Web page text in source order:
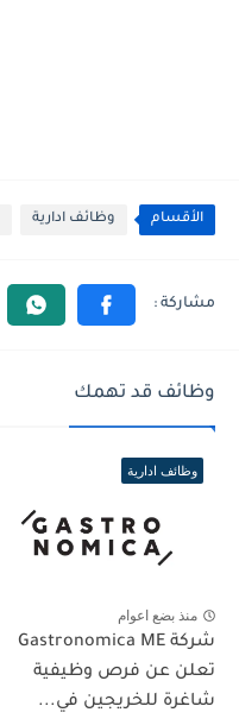
الأقسام وظائف ادارية
وظائف قد تهمك
وظائف ادارية
منذ بضع اعوام
شركة Gastronomica ME
تعلن عن فرص وظيفية
شاغرة للخريجين في...